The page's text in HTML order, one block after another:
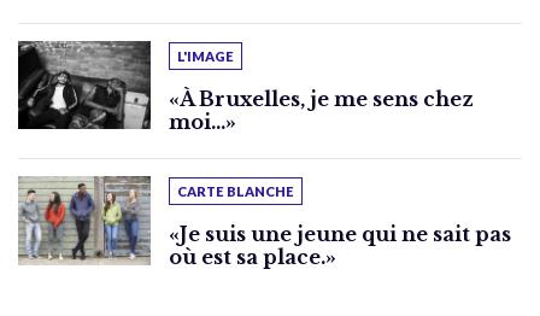
L'IMAGE
«À Bruxelles, je me sens chez
moi…»
CARTE BLANCHE
«Je suis une jeune qui ne sait pas
où est sa place.»